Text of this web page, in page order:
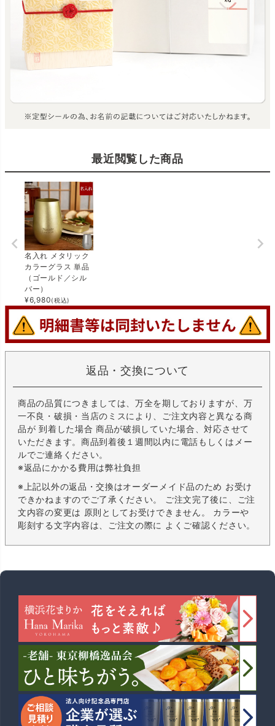
最近閲覧した商品
名入れ メタリック
カラーグラス 単品
（ゴールド／シル
バー）
¥6,980(税込)
返品・交換について
商品の品質につきましては、万全を期しておりますが、万
一不良・破損・当店のミスにより、ご注文内容と異なる商
品が 到着した場合 商品が破損していた場合、対応させて
いただきます。商品到着後１週間以内に電話もしくはメー
ルでご連絡ください。
※返品にかかる費用は弊社負担
※上記以外の返品・交換はオーダーメイド品のため お受け
できかねますのでご了承ください。 ご注文完了後に、ご注
文内容の変更は 原則としてお受けできません。 カラーや
彫刻する文字内容は、ご注文の際に よくご確認ください。